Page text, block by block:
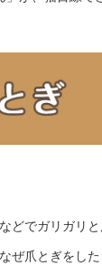
どでガリガリ
ぜ爪とぎをし